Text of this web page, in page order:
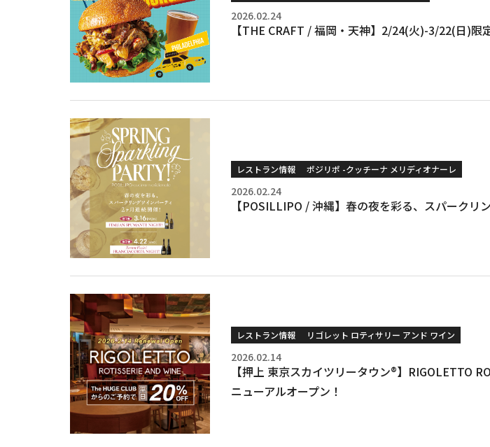
2026.02.24
【THE CRAFT / 福岡・天神】2/24(火)-3/22(日)限
レストラン情報 ポジリポ -クッチーナ メリディオナーレ
2026.02.24
【POSILLIPO / 沖縄】春の夜を彩る、スパークリ
レストラン情報 リゴレット ロティサリー アンド ワイン
2026.02.14
【押上 東京スカイツリータウン®︎】RIGOLETTO
ニューアルオープン！